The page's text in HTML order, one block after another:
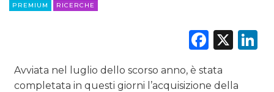
RADIO / AUDIO
PREMIUM RICERCHE
X
Avviata nel luglio dello scorso anno, è stata
completata in questi giorni l’acquisizione della